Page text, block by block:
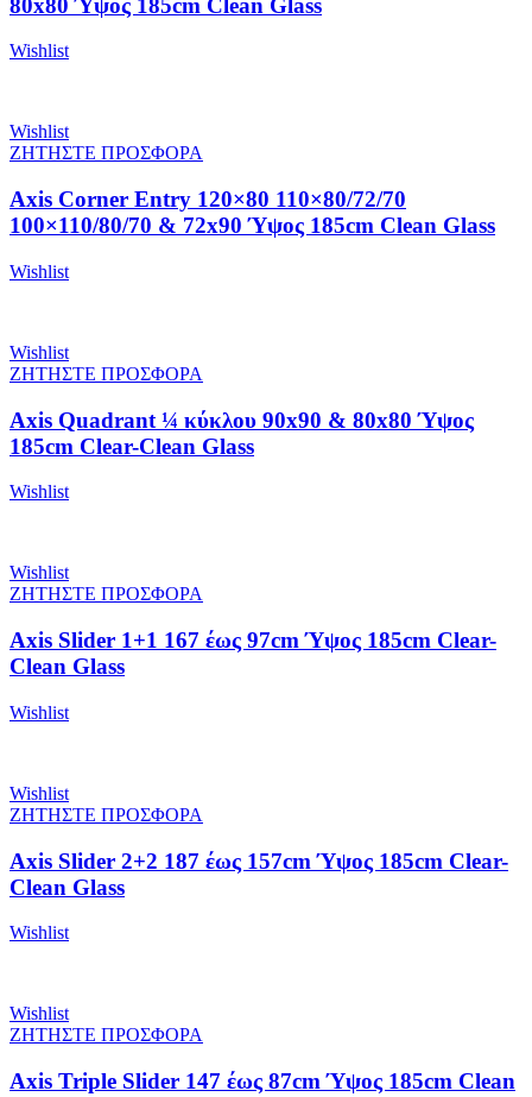
80x80 Ύψος 185cm Clean Glass
Wishlist
Wishlist
ΖΗΤΗΣΤΕ ΠΡΟΣΦΟΡΑ
Axis Corner Entry 120×80 110×80/72/70
100×110/80/70 & 72x90 Ύψος 185cm Clean Glass
Wishlist
Wishlist
ΖΗΤΗΣΤΕ ΠΡΟΣΦΟΡΑ
Axis Quadrant ¼ κύκλου 90x90 & 80x80 Ύψος
185cm Clear-Clean Glass
Wishlist
Wishlist
ΖΗΤΗΣΤΕ ΠΡΟΣΦΟΡΑ
Axis Slider 1+1 167 έως 97cm Ύψος 185cm Clear-
Clean Glass
Wishlist
Wishlist
ΖΗΤΗΣΤΕ ΠΡΟΣΦΟΡΑ
Axis Slider 2+2 187 έως 157cm Ύψος 185cm Clear-
Clean Glass
Wishlist
Wishlist
ΖΗΤΗΣΤΕ ΠΡΟΣΦΟΡΑ
Axis Triple Slider 147 έως 87cm Ύψος 185cm Clean